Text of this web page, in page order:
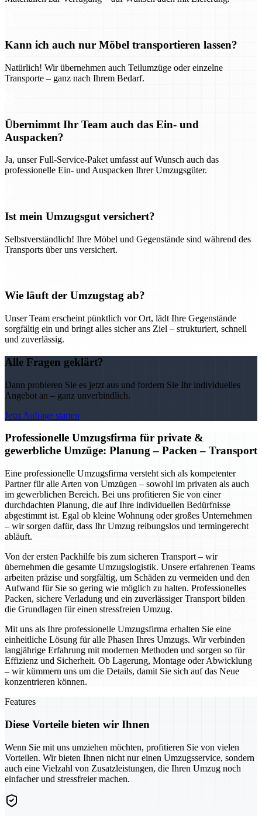
Kann ich auch nur Möbel transportieren lassen?
Natürlich! Wir übernehmen auch Teilumzüge oder einzelne
Transporte – ganz nach Ihrem Bedarf.
Übernimmt Ihr Team auch das Ein- und
Auspacken?
Ja, unser Full-Service-Paket umfasst auf Wunsch auch das
professionelle Ein- und Auspacken Ihrer Umzugsgüter.
Ist mein Umzugsgut versichert?
Selbstverständlich! Ihre Möbel und Gegenstände sind während des
Transports über uns versichert.
Wie läuft der Umzugstag ab?
Unser Team erscheint pünktlich vor Ort, lädt Ihre Gegenstände
sorgfältig ein und bringt alles sicher ans Ziel – strukturiert, schnell
und zuverlässig.
Alle Fragen geklärt?
Dann probieren Sie es jetzt aus und fordern Sie Ihr individuelles
Angebot an – ganz unverbindlich.
Jetzt Anfrage starten
Professionelle Umzugsfirma für private &
gewerbliche Umzüge: Planung – Packen – Transport
Eine professionelle Umzugsfirma versteht sich als kompetenter
Partner für alle Arten von Umzügen – sowohl im privaten als auch
im gewerblichen Bereich. Bei uns profitieren Sie von einer
durchdachten Planung, die auf Ihre individuellen Bedürfnisse
abgestimmt ist. Egal ob kleine Wohnung oder großes Unternehmen
– wir sorgen dafür, dass Ihr Umzug reibungslos und termingerecht
abläuft.
Von der ersten Packhilfe bis zum sicheren Transport – wir
übernehmen die gesamte Umzugslogistik. Unsere erfahrenen Teams
arbeiten präzise und sorgfältig, um Schäden zu vermeiden und den
Aufwand für Sie so gering wie möglich zu halten. Professionelles
Packen, sichere Verladung und ein zuverlässiger Transport bilden
die Grundlagen für einen stressfreien Umzug.
Mit uns als Ihre professionelle Umzugsfirma erhalten Sie eine
einheitliche Lösung für alle Phasen Ihres Umzugs. Wir verbinden
langjährige Erfahrung mit modernen Methoden und sorgen so für
Effizienz und Sicherheit. Ob Lagerung, Montage oder Abwicklung
– wir kümmern uns um die Details, damit Sie sich auf das Neue
konzentrieren können.
Features
Diese Vorteile bieten wir Ihnen
Wenn Sie mit uns umziehen möchten, profitieren Sie von vielen
Vorteilen. Wir bieten Ihnen nicht nur einen Umzugsservice, sondern
auch eine Vielzahl von Zusatzleistungen, die Ihren Umzug noch
einfacher und stressfreier machen.